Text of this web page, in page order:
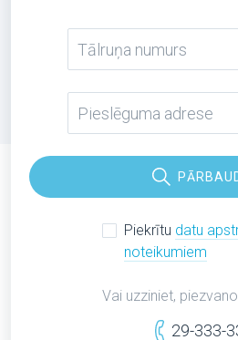
Piekrītu datu
noteikumiem
Vai uzziniet,
29-333-